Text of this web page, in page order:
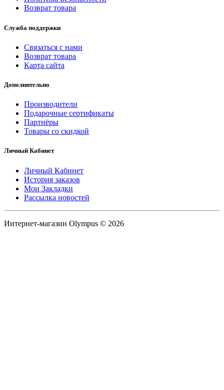
Возврат товара
Служба поддержки
Связаться с нами
Возврат товара
Карта сайта
Дополнительно
Производители
Подарочные сертификаты
Партнёры
Товары со скидкой
Личный Кабинет
Личный Кабинет
История заказов
Мои Закладки
Рассылка новостей
Интернет-магазин Olympus © 2026